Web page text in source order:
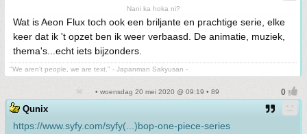
Nani ka hoka ni?
Wat is Aeon Flux toch ook een briljante en prachtige serie, elke
keer dat ik 't opzet ben ik weer verbaasd. De animatie, muziek,
thema's...echt iets bijzonders.
"We aren't people, we are text." - Japanman Sakyusan -
• woensdag 20 mei 2020 @ 09:19 • 89
Qunix
https://www.syfy.com/syfy(...)bop-one-piece-series